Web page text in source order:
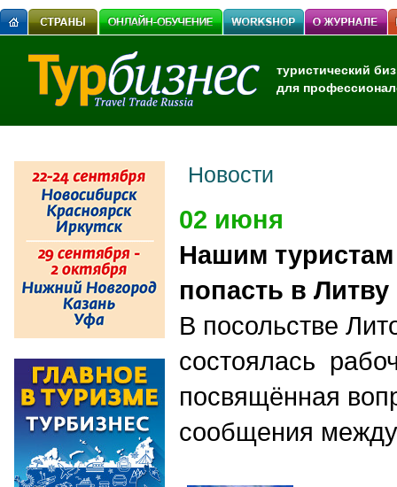
туристический
для
Новости
02 июня
Нашим
попасть в Литву
В посольстве
состоялась
посвящённая
сообщения